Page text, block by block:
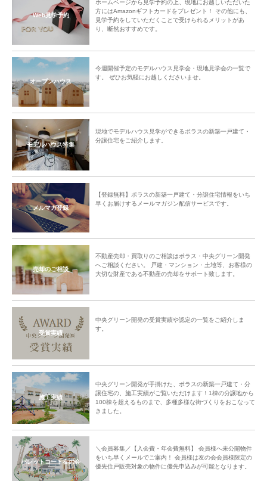
Web見学予約
ホームページから見学予約の上、現地にお越しいただいた
方にはAmazonギフトカードをプレゼント！ その他にも、
見学予約をしていただくことで受けられるメリットがあ
り、断然おすすめです。
オープンハウス
今週開催予定のモデルハウス見学会・現地見学会の一覧で
す。 ぜひお気軽にお越しくださいませ。
モデルハウス特集
現地でモデルハウス見学ができるポラスの新築一戸建て・
分譲住宅をご紹介します。
メルマガ登録
【登録無料】ポラスの新築一戸建て・分譲住宅情報をいち
早くお届けするメールマガジン配信サービスです。
売却のご相談
不動産売却・買取りのご相談はポラス・中央グリーン開発
へご相談ください。 戸建・マンション・土地等、お客様の
大切な財産である不動産の売却をサポート致します。
受賞実績
中央グリーン開発の受賞実績や認定の一覧をご紹介しま
す。
施工実績
中央グリーン開発が手掛けた、ポラスの新築一戸建て・分
譲住宅の、施工実績がご覧いただけます！1棟の分譲地から
100棟を超えるものまで、多種多様な街づくりをおこなって
きました。
パレットコート友の会
＼会員募集／【入会費・年会費無料】 会員様へ未公開物件
をいち早くメールでご案内！ 会員様は友の会会員様限定の
優先住戸販売対象の物件に優先申込みが可能となります。